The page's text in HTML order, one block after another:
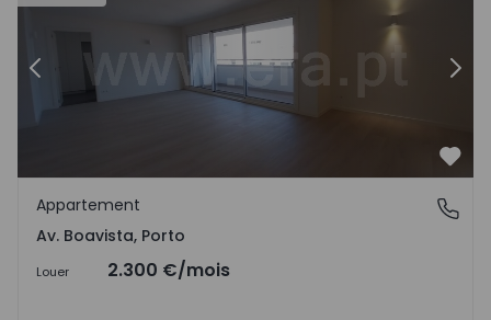
Précédent
Av. Boavista, Porto
Appartement
Av. Boavista, Porto
Louer 2.300 €/mois